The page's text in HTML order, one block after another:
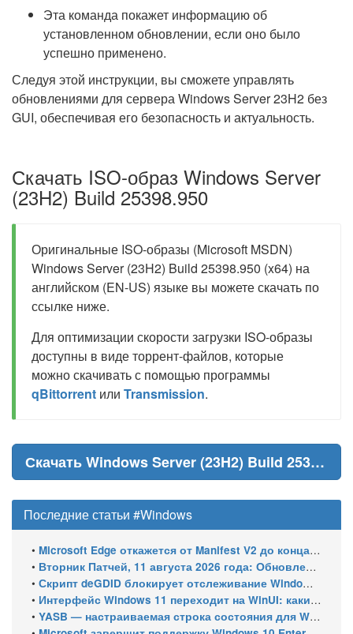
Эта команда покажет информацию об
установленном обновлении, если оно было
успешно применено.
Следуя этой инструкции, вы сможете управлять
обновлениями для сервера Windows Server 23H2 без
GUI, обеспечивая его безопасность и актуальность.
Скачать ISO-образ Windows Server
(23H2) Build 25398.950
Оригинальные ISO-образы (Microsoft MSDN)
Windows Server (23H2) Build 25398.950 (x64) на
английском (EN-US) языке вы можете скачать по
ссылке ниже.
Для оптимизации скорости загрузки ISO-образы
доступны в виде торрент-файлов, которые
можно скачивать с помощью программы
qBittorrent или Transmission.
Скачать Windows Server (23H2) Build 25398.950
Последние статьи #Windows
• Microsoft Edge откажется от Manifest V2 до конца 2026 года – классический uBlock Origin перестанет работать
• Вторник Патчей, 11 августа 2026 года: Обновления безопасности для Windows 11 (включая KB5121003), ESU-обновления для Windows 10
• Скрипт deGDID блокирует отслеживание Windows по глобальному идентификатору устройства
• Интерфейс Windows 11 переходит на WinUI: какие системные элементы обновит Microsoft
• YASB — настраиваемая строка состояния для Windows с виджетами и поддержкой нескольких мониторов